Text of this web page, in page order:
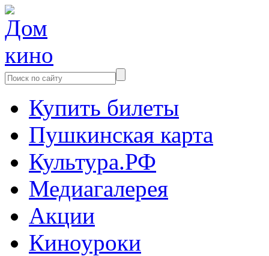
Купить билеты
Пушкинская карта
Культура.РФ
Медиагалерея
Акции
Киноуроки